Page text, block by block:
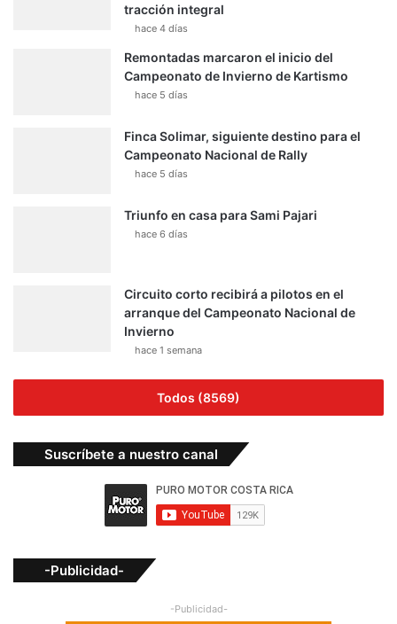
tracción integral
hace 4 días
Remontadas marcaron el inicio del
Campeonato de Invierno de Kartismo
hace 5 días
Finca Solimar, siguiente destino para el
Campeonato Nacional de Rally
hace 5 días
Triunfo en casa para Sami Pajari
hace 6 días
Circuito corto recibirá a pilotos en el
arranque del Campeonato Nacional de
Invierno
hace 1 semana
Todos (8569)
Suscríbete a nuestro canal
-Publicidad-
-Publicidad-